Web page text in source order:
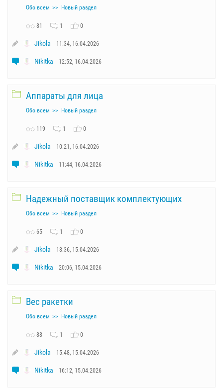
Обо всем Новый раздел
81 1 0
Jikola 11:34, 16.04.2026
Nikitka 12:52, 16.04.2026
Аппараты для лица
Обо всем Новый раздел
119 1 0
Jikola 10:21, 16.04.2026
Nikitka 11:44, 16.04.2026
Надежный поставщик комплектующих
Обо всем Новый раздел
65 1 0
Jikola 18:36, 15.04.2026
Nikitka 20:06, 15.04.2026
Вес ракетки
Обо всем Новый раздел
88 1 0
Jikola 15:48, 15.04.2026
Nikitka 16:12, 15.04.2026